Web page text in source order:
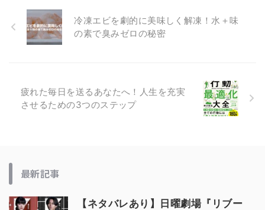
冷凍エビを劇的に美味しく解凍！水＋味
の素で臭みゼロの秘密
疲れた毎日を送るあなたへ！人生を充実
させるための3つのステップ
最新記事
【ネタバレあり】日曜劇場『リブー